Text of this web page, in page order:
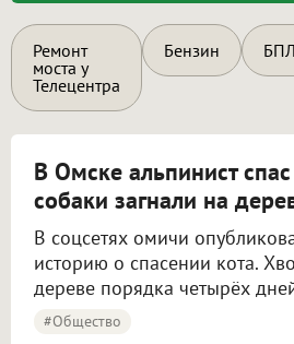
Ремонт
моста у
Телецентра
Бензин
В Омске альпинист
собаки загнали на
В соцсетях омичи
историю о спасении кота.
дереве порядка четырёх
#Общество